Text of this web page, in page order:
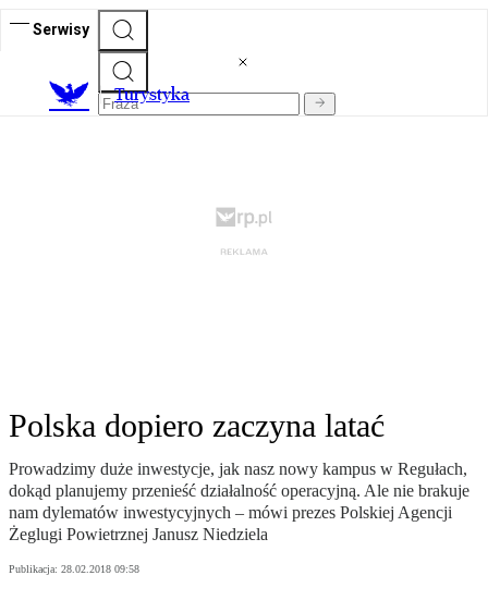
Serwisy
Turystyka
Polska dopiero zaczyna latać
Prowadzimy duże inwestycje, jak nasz nowy kampus w Regułach,
dokąd planujemy przenieść działalność operacyjną. Ale nie brakuje
nam dylematów inwestycyjnych – mówi prezes Polskiej Agencji
Żeglugi Powietrznej Janusz Niedziela
Publikacja: 28.02.2018 09:58